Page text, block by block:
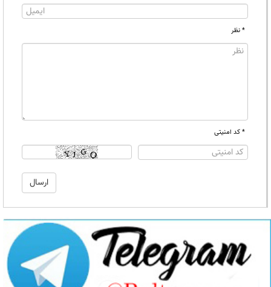
* نظر
* کد امنیتی